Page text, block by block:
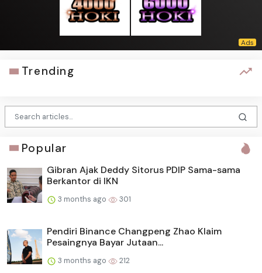
Trending
Popular
Gibran Ajak Deddy Sitorus PDIP Sama-sama
Berkantor di IKN
3 months ago 301
Pendiri Binance Changpeng Zhao Klaim
Pesaingnya Bayar Jutaan...
3 months ago 212